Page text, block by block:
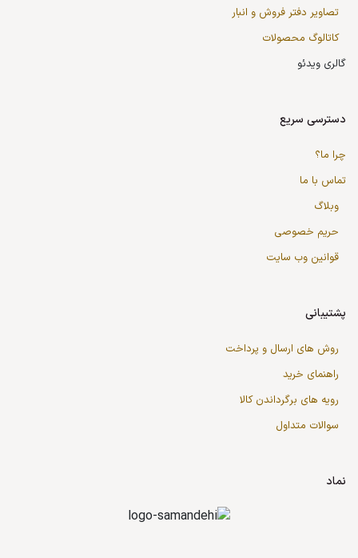
تصاویر دفتر فروش و انبار
کاتالوگ محصولات
گالری ویدئو
دسترسی سریع
چرا ما؟
تماس با ما
وبلاگ
حریم خصوصی
قوانین وب سایت
پشتیبانی
روش های ارسال و پرداخت
راهنمای خرید
رویه های برگرداندن کالا
سوالات متداول
نماد